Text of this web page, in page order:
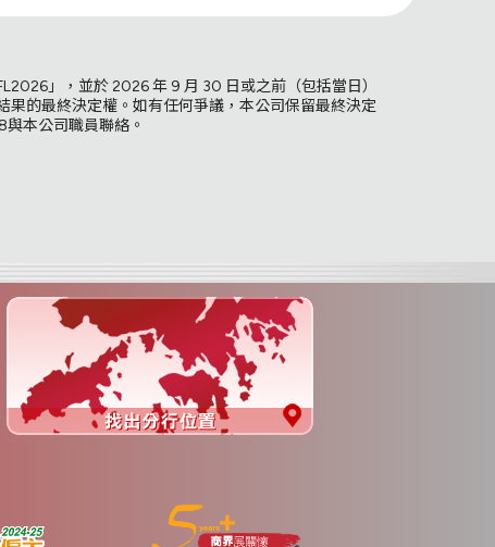
」，並於 2026 年 9 月 30 日或之前（包括當日）
的最終決定權。如有任何爭議，本公司保留最終決定
與本公司職員聯絡。